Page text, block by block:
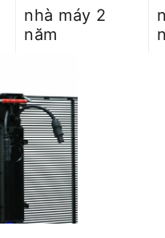
nhà máy 2
năm